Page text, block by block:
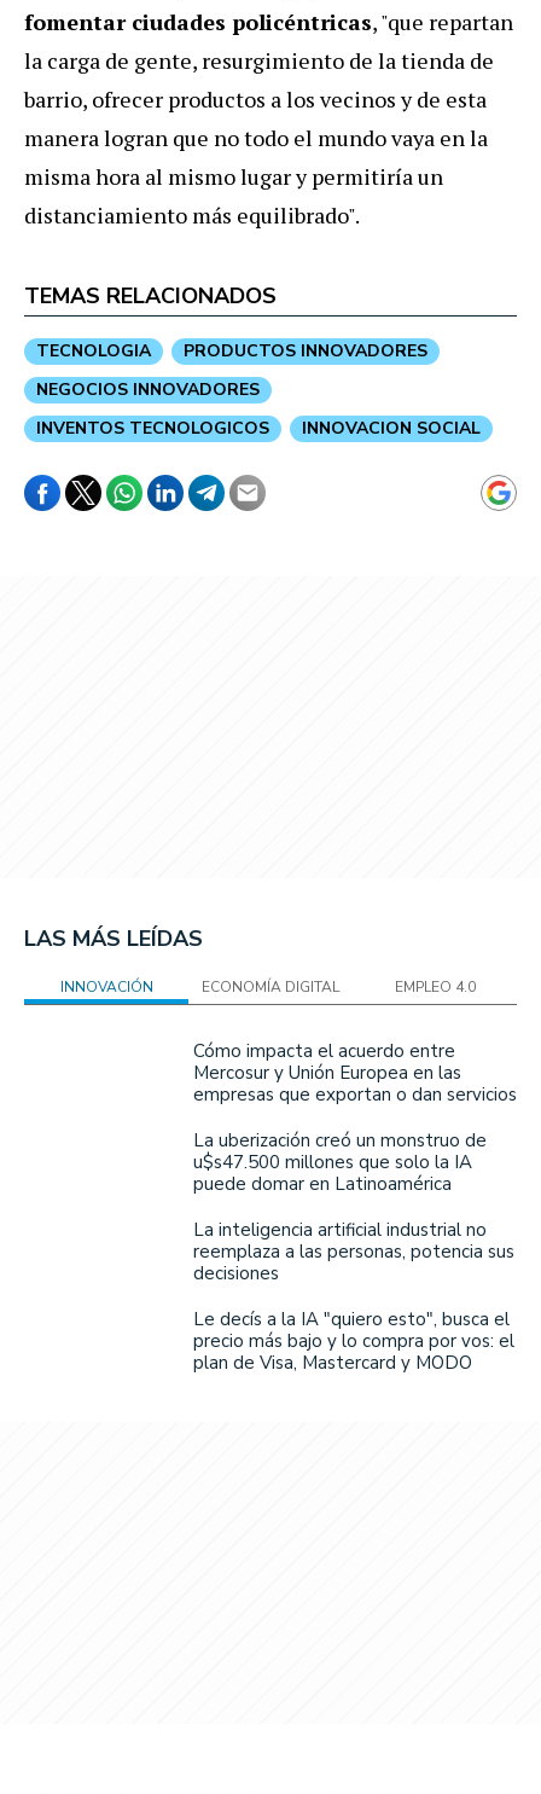
fomentar ciudades policéntricas, "que repartan
la carga de gente, resurgimiento de la tienda de
barrio, ofrecer productos a los vecinos y de esta
manera logran que no todo el mundo vaya en la
misma hora al mismo lugar y permitiría un
distanciamiento más equilibrado".
TEMAS RELACIONADOS
TECNOLOGIA
PRODUCTOS INNOVADORES
NEGOCIOS INNOVADORES
INVENTOS TECNOLOGICOS
INNOVACION SOCIAL
LAS MÁS LEÍDAS
INNOVACIÓN ECONOMÍA DIGITAL EMPLEO 4.0
Cómo impacta el acuerdo entre
Mercosur y Unión Europea en las
empresas que exportan o dan servicios
La uberización creó un monstruo de
u$s47.500 millones que solo la IA
puede domar en Latinoamérica
La inteligencia artificial industrial no
reemplaza a las personas, potencia sus
decisiones
Le decís a la IA "quiero esto", busca el
precio más bajo y lo compra por vos: el
plan de Visa, Mastercard y MODO